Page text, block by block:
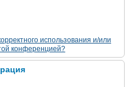
использования и/или
конференцией?